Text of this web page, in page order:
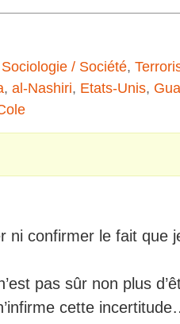
Sociologie / Société,
, al-Nashiri, Etats-Unis,
ni confirmer le fait que
pas sûr non plus
cette